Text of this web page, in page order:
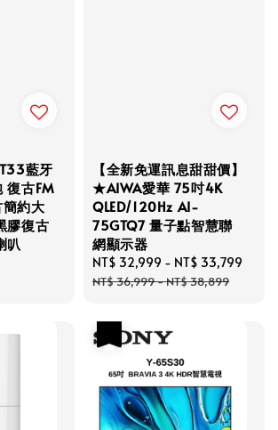
藍牙
復古FM
約大
膠復古
叭
【全新免運訊息甜甜價】
★AIWA愛華 75吋4K
QLED/120Hz AI-
75GTQ7 量子點智慧聯
網顯示器
Sale
price
NT$ 32,999 - NT$ 33,799
NT$ 36,999-NT$ 38,899